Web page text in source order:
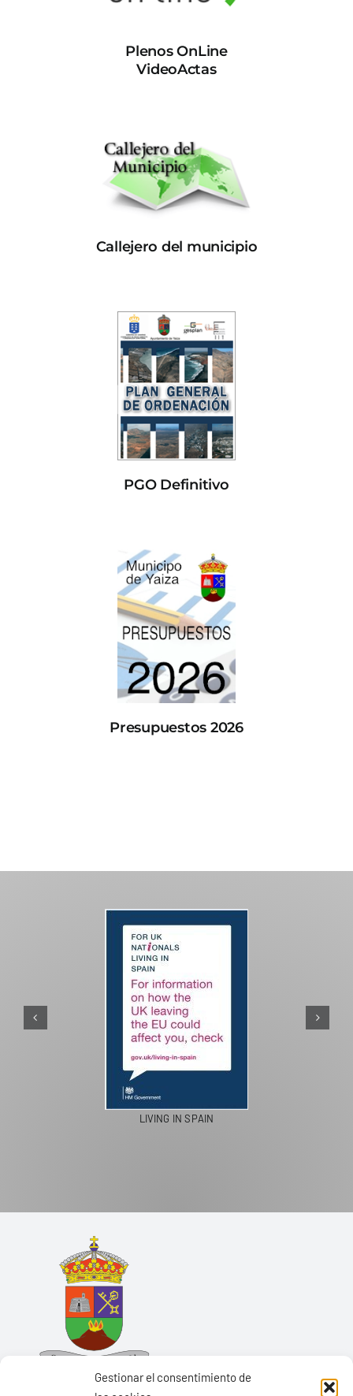
Gestionar el consentimiento de
Plenos OnLine
VideoActas
Callejero del municipio
PGO Definitivo
Presupuestos 2026
LIVING IN SPAIN